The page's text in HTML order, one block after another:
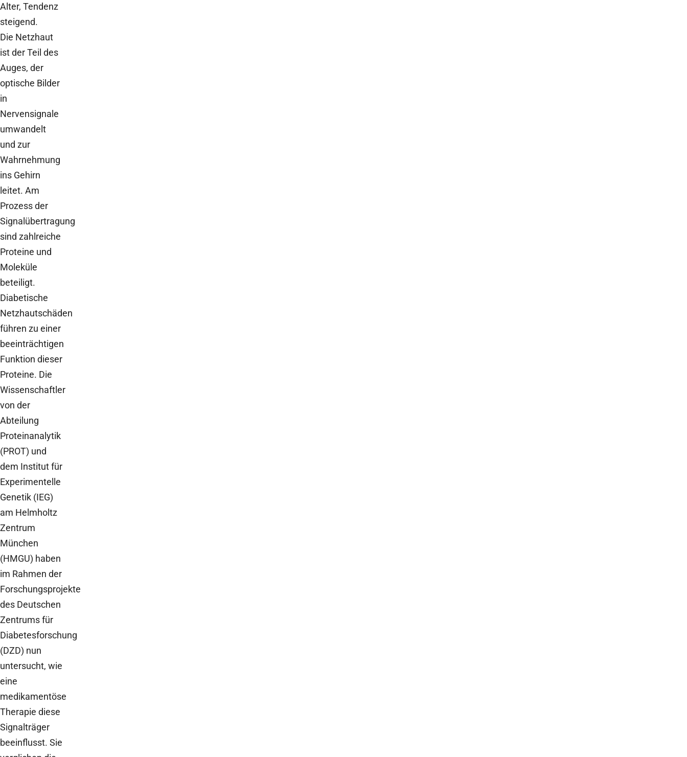
Alter, Tendenz
steigend.
Die Netzhaut
ist der Teil des
Auges, der
optische Bilder
in
Nervensignale
umwandelt
und zur
Wahrnehmung
ins Gehirn
leitet. Am
Prozess der
Signalübertragung
sind zahlreiche
Proteine und
Moleküle
beteiligt.
Diabetische
Netzhautschäden
führen zu einer
beeinträchtigen
Funktion dieser
Proteine. Die
Wissenschaftler
von der
Abteilung
Proteinanalytik
(PROT) und
dem Institut für
Experimentelle
Genetik (IEG)
am Helmholtz
Zentrum
München
(HMGU) haben
im Rahmen der
Forschungsprojekte
des Deutschen
Zentrums für
Diabetesforschung
(DZD) nun
untersucht, wie
eine
medikamentöse
Therapie diese
Signalträger
beeinflusst. Sie